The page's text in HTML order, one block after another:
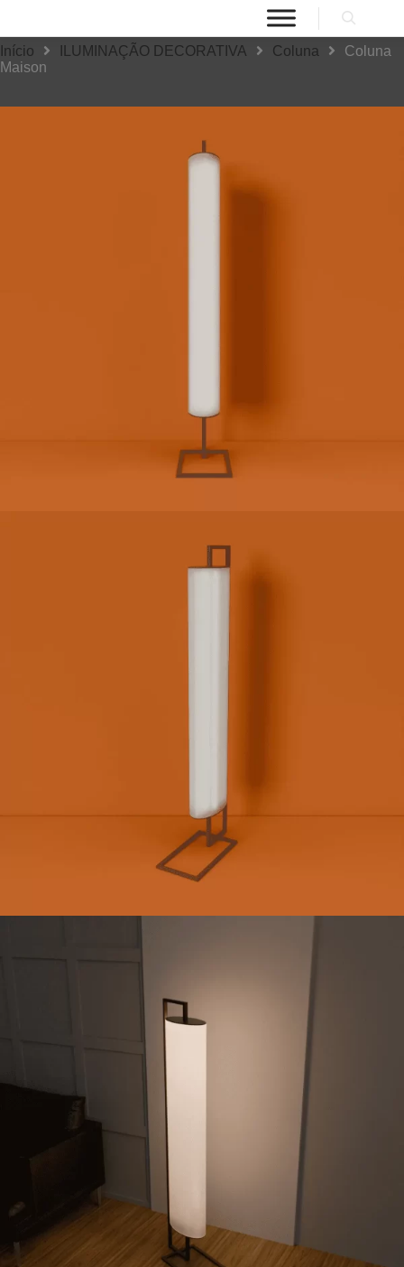
Início ILUMINAÇÃO DECORATIVA Coluna
Coluna
Maison